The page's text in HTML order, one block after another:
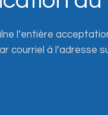
l’entière
courriel à l’adresse